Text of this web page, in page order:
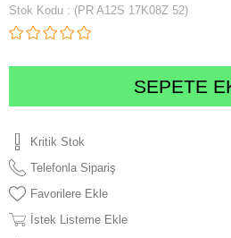
Stok Kodu (PR A12S 17K08Z 52)
Kritik Stok
Telefonla Sipariş
Favorilere Ekle
İstek Listeme Ekle